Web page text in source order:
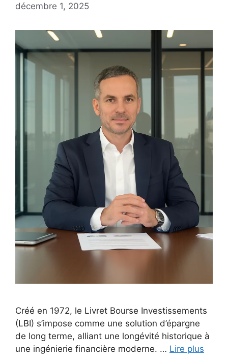
décembre 1, 2025
Créé en 1972, le Livret Bourse Investissements
(LBI) s’impose comme une solution d’épargne
de long terme, alliant une longévité historique à
une ingénierie financière moderne. … Lire plus